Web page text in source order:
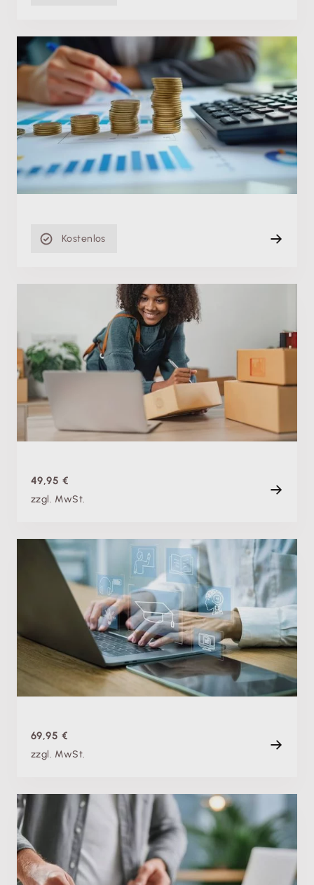
Fachschulung
Liquiditätsplanung: So stellst du die
Zahlungsfähigkeit deiner Firma sicher
Di. 09.06.2026
Aufzeichnung
88 min
Kostenlos
Fachschulung
Grundlagen der Umsatzsteuer: So haben auch
Anfänger:innen den perfekten Durchblick
Aufzeichnung
90 min
49,95 €
zzgl. MwSt.
Fachschulung
Buchhaltung digitalisieren: So gestaltest du den
Umstieg sicher und erfolgreich
Do. 10.09.2026, 08:00 Uhr
Live
69,95 €
zzgl. MwSt.
Fachschulung
Ersetzendes Scannen: So erfasst du deine Belege
GoBD-konform und reduzierst deine Papierflut